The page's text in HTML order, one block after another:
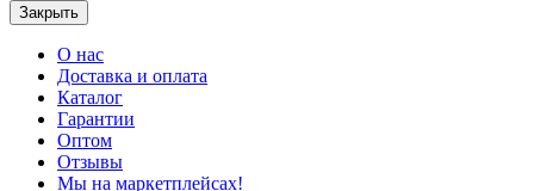
Закрыть
О нас
Доставка и оплата
Каталог
Гарантии
Оптом
Отзывы
Мы на маркетплейсах!